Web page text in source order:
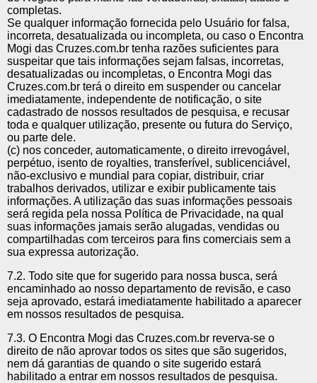
completas.
Se qualquer informação fornecida pelo Usuário for falsa,
incorreta, desatualizada ou incompleta, ou caso o Encontra
Mogi das Cruzes.com.br tenha razões suficientes para
suspeitar que tais informações sejam falsas, incorretas,
desatualizadas ou incompletas, o Encontra Mogi das
Cruzes.com.br terá o direito em suspender ou cancelar
imediatamente, independente de notificação, o site
cadastrado de nossos resultados de pesquisa, e recusar
toda e qualquer utilização, presente ou futura do Serviço,
ou parte dele.
(c) nos conceder, automaticamente, o direito irrevogável,
perpétuo, isento de royalties, transferível, sublicenciável,
não-exclusivo e mundial para copiar, distribuir, criar
trabalhos derivados, utilizar e exibir publicamente tais
informações. A utilização das suas informações pessoais
será regida pela nossa Política de Privacidade, na qual
suas informações jamais serão alugadas, vendidas ou
compartilhadas com terceiros para fins comerciais sem a
sua expressa autorização.
7.2. Todo site que for sugerido para nossa busca, será
encaminhado ao nosso departamento de revisão, e caso
seja aprovado, estará imediatamente habilitado a aparecer
em nossos resultados de pesquisa.
7.3. O Encontra Mogi das Cruzes.com.br reverva-se o
direito de não aprovar todos os sites que são sugeridos,
nem dá garantias de quando o site sugerido estará
habilitado a entrar em nossos resultados de pesquisa.